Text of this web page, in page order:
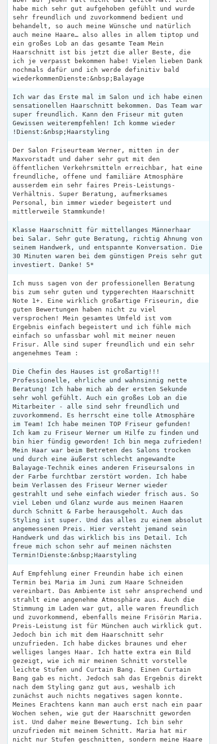
habe mich sehr gut aufgehoben gefühlt und wurde
sehr freundlich und zuvorkommend bedient und
behandelt, so auch meine Wünsche und natürlich
auch meine Haare… also alles in allem tiptop und
ein großes Lob an das gesamte Team Mein
Haarschnitt ist bis jetzt die aller Beste, die
ich je verpasst bekommen habe! Vielen lieben Dank
nochmals dafür und ich werde definitiv bald
wiederkommenDienste:&nbsp;Balayage
Ich war das Erste mal im Salon und ich habe einen
sensationellen Haarschnitt bekommen. Das Team war
super freundlich. Kann den Friseur mit guten
Gewissen weiterempfehlen! Ich komme wieder
!Dienst:&nbsp;Haarstyling
Der Salon Friseurteam Werner, mitten in der
Maxvorstadt und daher sehr gut mit den
öffentlichen Verkehrsmitteln erreichbar, hat eine
freundliche, offene und familiäre Atmosphäre
ausserdem ein sehr faires Preis-Leistungs-
Verhältnis. Super Beratung, aufmerksames
Personal, bin immer wieder begeistert und
mittlerweile Stammkunde!
Klasse Haarschnitt für mittellanges Männerhaar
bei Salar. Sehr gute Beratung, richtig Ahnung von
seinem Handwerk, und entspannte Konversation. Die
30 Minuten waren bei dem günstigen Preis sehr gut
investiert. Danke! 5*
Ich muss sagen von der professionellen Beratung
bis zum sehr guten und typgerechten Haarschnitt
Note 1+. Eine wirklich großartige Friseurin, die
guten Bewertungen haben nicht zu viel
versprochen! Mein gesamtes Umfeld ist vom
Ergebnis einfach begeistert und ich fühle mich
einfach so unfassbar wohl mit meiner neuen
Frisur. Alle sind super freundlich und ein sehr
angenehmes Team :
Die Chefin des Hauses ist großartig!!!
Professionelle, ehrliche und wahnsinnig nette
Beratung! Ich habe mich ab der ersten Sekunde
sehr wohl gefühlt. Auch ein großes Lob an die
Mitarbeiter - alle sind sehr freundlich und
zuvorkommend. Es herrscht eine tolle Atmosphäre
im Team! Ich habe meinen TOP Friseur gefunden!
Ich kam zu Friseur Werner um Hilfe zu finden und
bin hier fündig geworden! Ich bin mega zufrieden!
Mein Haar war beim Betreten des Salons trocken
und durch eine äußerst schlecht angewandte
Balayage-Technik eines anderen Friseursalons in
der Farbe furchtbar zerstört worden. Ich habe
beim Verlassen des Friseur Werner wieder
gestrahlt und sehe einfach wieder frisch aus. So
viel Leben und Glanz wurde aus meinen Haaren
durch Schnitt & Farbe herausgeholt. Auch das
Styling ist super. Und das alles zu einem absolut
angemessenen Preis. Hier versteht jemand sein
Handwerk und das wirklich bis ins Detail. Ich
freue mich schon sehr auf meinen nächsten
Termin!Dienste:&nbsp;Haarstyling
Auf Empfehlung einer Freundin habe ich einen
Termin bei Maria im Juni zum Haare Schneiden
vereinbart. Das Ambiente ist sehr ansprechend und
strahlt eine angenehme Atmosphäre aus. Auch die
Stimmung im Laden war gut, alle waren freundlich
und zuvorkommend, ebenfalls meine Frisörin Maria.
Preis-Leistung ist für München auch wirklick gut.
Jedoch bin ich mit dem Haarschnitt sehr
unzufrieden. Ich habe dickes braunes und eher
welliges langes Haar. Ich hatte extra ein Bild
gezeigt, wie ich mir meinen Schnitt vorstelle
leichte Stufen und Curtain Bang. Einen Curtain
Bang gab es nicht. Jedoch sah das Ergebnis direkt
nach dem Styling ganz gut aus, weshalb ich
zunächst auch nichts negatives sagen konnte.
Meines Erachtens kann man auch erst nach ein paar
Wochen sehen, wie gut der Haarschnitt geworden
ist. Und daher meine Bewertung. Ich bin sehr
unzufrieden mit meinem Schnitt. Maria hat mir
nicht nur Stufen geschnitten, sondern meine Haare